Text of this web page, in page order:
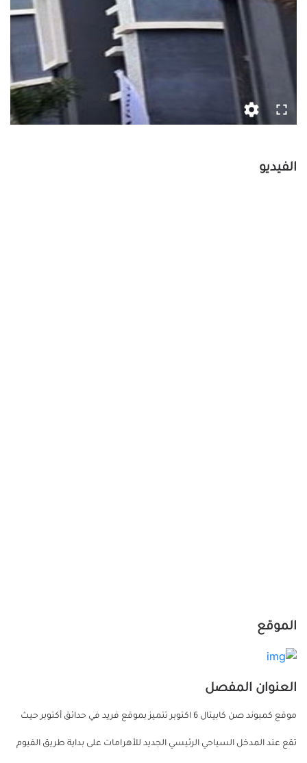
الفيديو
الموقع
العنوان المفصل
موقع كمبوند صن كابيتال 6 اكتوبر تتميز بموقع فريد في حدائق أكتوبر حيث
تقع عند المدخل السياحي الرئيسي الجديد للأهرامات على بداية طريق الفيوم